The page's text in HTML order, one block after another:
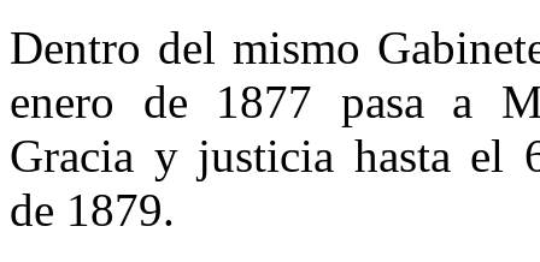
Dentro del mismo
enero de 1877 pasa a
Gracia y justicia hasta el
de 1879.